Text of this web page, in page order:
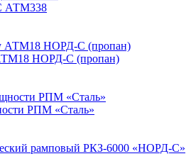
АТМ338
НОРД-С (пропан)
РПМ «Сталь»